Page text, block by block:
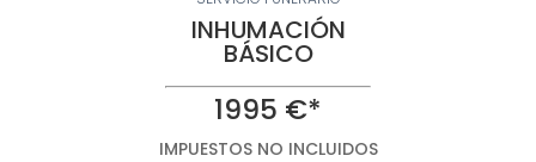
INHUMACIÓN
BÁSICO
1995 €*
IMPUESTOS NO INCLUIDOS